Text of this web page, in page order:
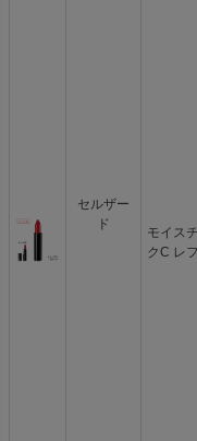
セルザー
ド
モイス
クC レ